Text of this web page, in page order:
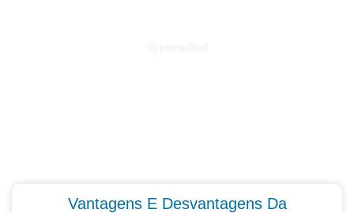
Vantagens E Desvantagens Da